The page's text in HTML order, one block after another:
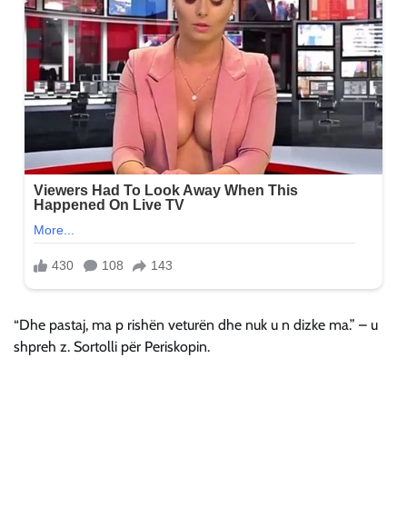
“Dhe pastaj, ma p rishën veturën dhe nuk u n dizke ma.” – u
shpreh z. Sortolli për Periskopin.